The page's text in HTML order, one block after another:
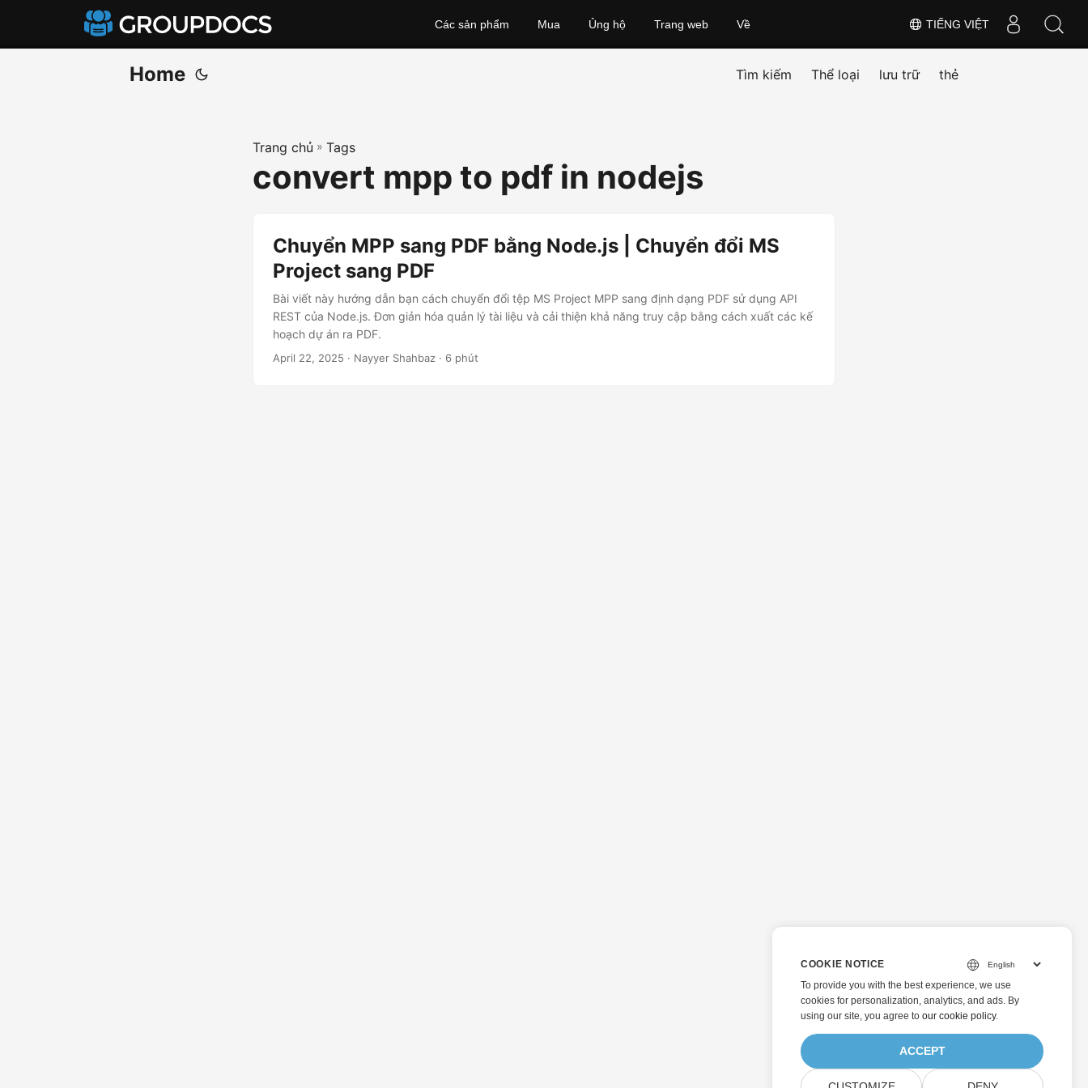
TIẾNG VIỆT
Các sản phẩm Mua Ủng hộ Trang web Về
Home Tìm kiếm Thể loại lưu trữ thẻ
Trang chủ » Tags
convert mpp to pdf in nodejs
Chuyển MPP sang PDF bằng Node.js | Chuyển đổi MS
Project sang PDF
Bài viết này hướng dẫn bạn cách chuyển đổi tệp MS Project MPP sang định dạng PDF sử dụng API
REST của Node.js. Đơn giản hóa quản lý tài liệu và cải thiện khả năng truy cập bằng cách xuất các kế
hoạch dự án ra PDF.
April 22, 2025 · Nayyer Shahbaz · 6 phút
COOKIE NOTICE
To provide you with the best experience, we use
cookies for personalization, analytics, and ads. By
using our site, you agree to our cookie policy.
ACCEPT